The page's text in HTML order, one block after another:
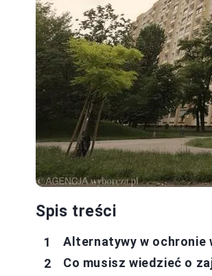
Spis treści
Alternatywy w ochronie
Co musisz wiedzieć o